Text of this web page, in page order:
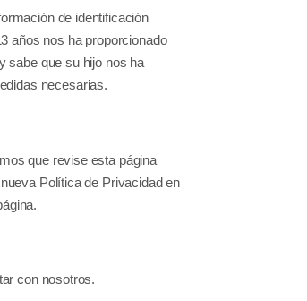
de identificación
años nos ha proporcionado
sabe que su hijo nos ha
necesarias.
que revise esta página
Política de Privacidad en
con nosotros.